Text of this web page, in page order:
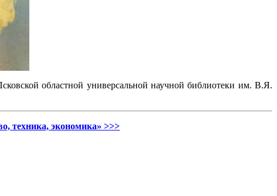
областной универсальной научной библиотеки им. В.Я.
техника, экономика» >>>